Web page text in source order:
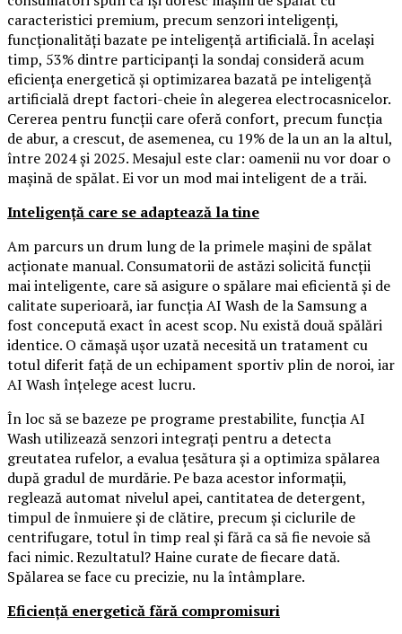
caracteristici premium, precum senzori inteligenți,
funcționalități bazate pe inteligență artificială. În același
timp, 53% dintre participanți la sondaj consideră acum
eficiența energetică și optimizarea bazată pe inteligență
artificială drept factori-cheie în alegerea electrocasnicelor.
Cererea pentru funcții care oferă confort, precum funcția
de abur, a crescut, de asemenea, cu 19% de la un an la altul,
între 2024 și 2025. Mesajul este clar: oamenii nu vor doar o
mașină de spălat. Ei vor un mod mai inteligent de a trăi.
Inteligență care se adaptează la tine
Am parcurs un drum lung de la primele mașini de spălat
acționate manual. Consumatorii de astăzi solicită funcții
mai inteligente, care să asigure o spălare mai eficientă și de
calitate superioară, iar funcția AI Wash de la Samsung a
fost concepută exact în acest scop. Nu există două spălări
identice. O cămașă ușor uzată necesită un tratament cu
totul diferit față de un echipament sportiv plin de noroi, iar
AI Wash înțelege acest lucru.
În loc să se bazeze pe programe prestabilite, funcția AI
Wash utilizează senzori integrați pentru a detecta
greutatea rufelor, a evalua țesătura și a optimiza spălarea
după gradul de murdărie. Pe baza acestor informații,
reglează automat nivelul apei, cantitatea de detergent,
timpul de înmuiere și de clătire, precum și ciclurile de
centrifugare, totul în timp real și fără ca să fie nevoie să
faci nimic. Rezultatul? Haine curate de fiecare dată.
Spălarea se face cu precizie, nu la întâmplare.
Eficiență energetică fără compromisuri